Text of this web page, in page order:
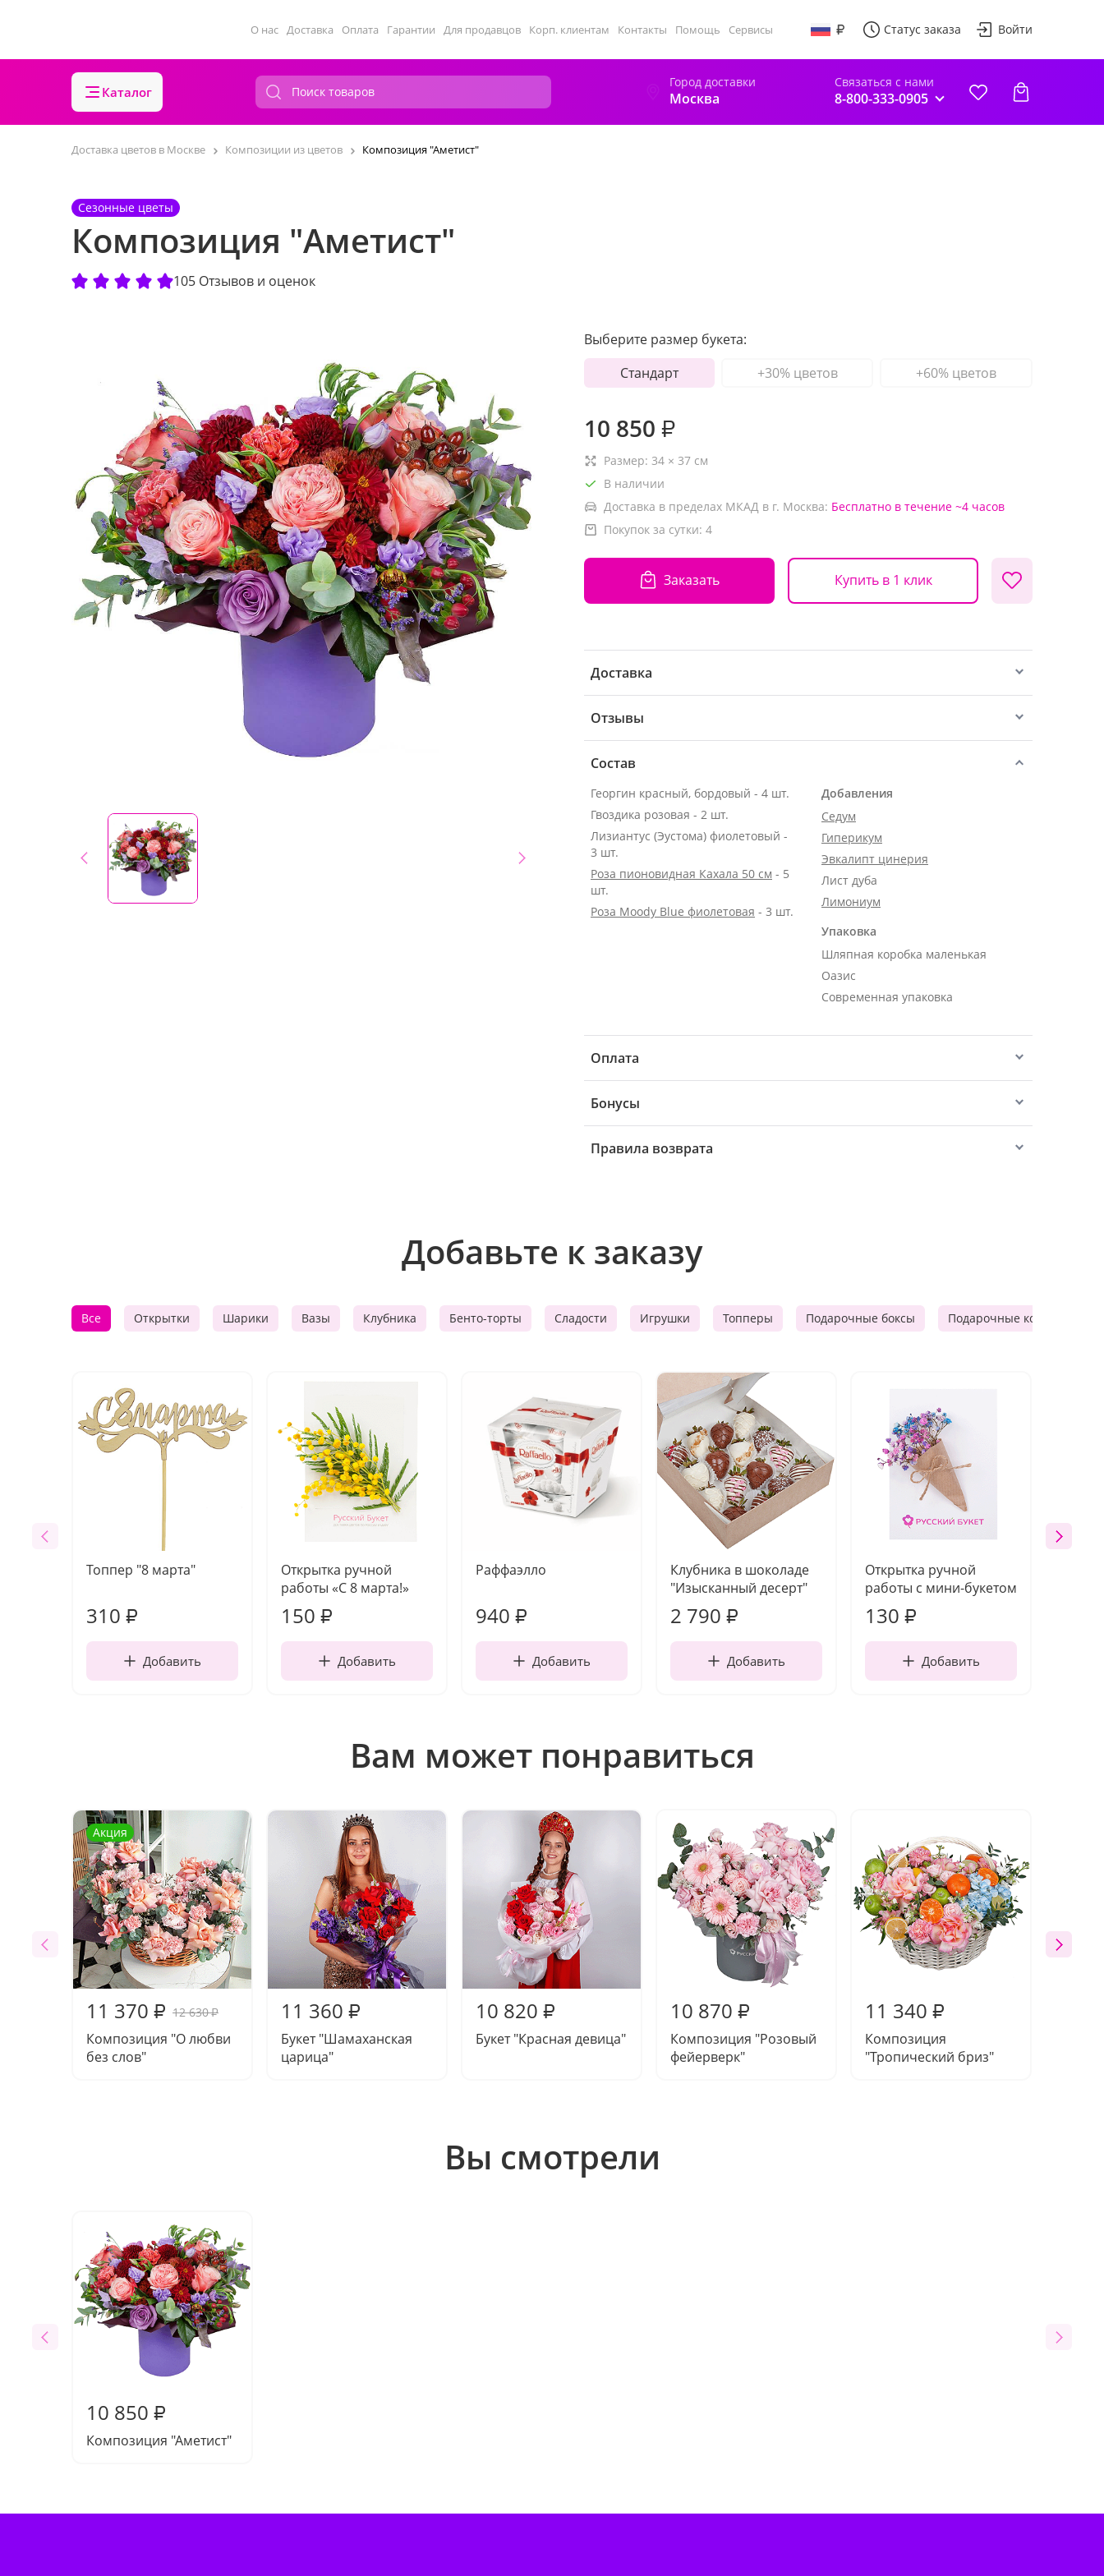
О нас Доставка Оплата Гарантии Для продавцов Корп. клиентам Контакты Помощь Сервисы Статус заказа Войти
Каталог
Город доставки
Москва
Связаться с нами
8-800-333-0905
Доставка цветов в Москве Композиции из цветов Композиция "Аметист"
Сезонные цветы
Композиция "Аметист"
105 Отзывов и оценок
Выберите размер букета:
Стандарт
+30% цветов +60% цветов
10 850 ₽
Размер: 34 × 37 см
В наличии
Доставка в пределах МКАД в г. Москва: Бесплатно в течение ~4 часов
Покупок за сутки: 4
Заказать Купить в 1 клик
Доставка
Отзывы
Состав
Георгин красный, бордовый - 4 шт.
Гвоздика розовая - 2 шт.
Лизиантус (Эустома) фиолетовый -
3 шт.
Роза пионовидная Кахала 50 см - 5
шт.
Роза Moody Blue фиолетовая - 3 шт.
Добавления
Седум
Гиперикум
Эвкалипт цинерия
Лист дуба
Лимониум
Упаковка
Шляпная коробка маленькая
Оазис
Современная упаковка
Оплата
Бонусы
Правила возврата
Добавьте к заказу
Все Открытки Шарики Вазы Клубника Бенто-торты Сладости Игрушки Топперы Подарочные боксы Подарочные корзины
Топпер "8 марта"
310 ₽
Добавить
Открытка ручной
работы «С 8 марта!»
150 ₽
Добавить
Раффаэлло
940 ₽
Добавить
Клубника в шоколаде
"Изысканный десерт"
2 790 ₽
Добавить
Открытка ручной
работы с мини-букетом
130 ₽
Добавить
Вам может понравиться
Акция
11 370 ₽ 12 630₽
Композиция "О любви
без слов"
11 360 ₽
Букет "Шамаханская
царица"
10 820 ₽
Букет "Красная девица"
10 870 ₽
Композиция "Розовый
фейерверк"
11 340 ₽
Композиция
"Тропический бриз"
Вы смотрели
10 850 ₽
Композиция "Аметист"